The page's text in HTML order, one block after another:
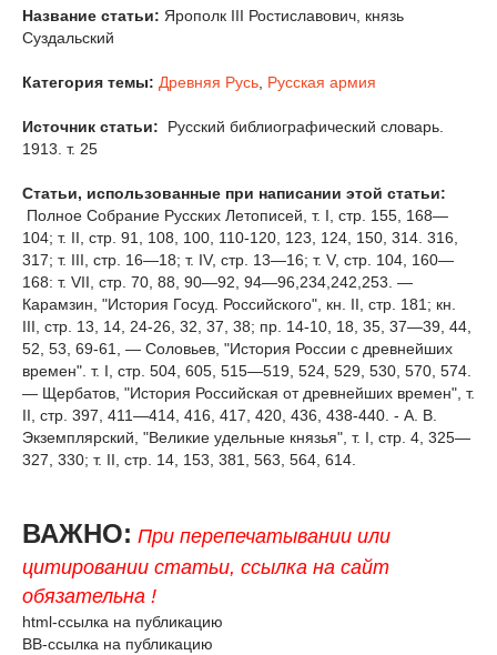
Название статьи: Ярополк III Ростиславович, князь
Суздальский
Категория темы: Древняя Русь Русская армия
Источник статьи:
Русский библиографический словарь.
1913. т. 25
Статьи, использованные при написании этой статьи:
Полное Собрание Русских Летописей, т. I, стр. 155, 168—
104; т. II, стр. 91, 108, 100, 110-120, 123, 124, 150, 314. 316,
317; т. III, стр. 16—18; т. IV, стр. 13—16; т. V, стр. 104, 160—
168: т. VII, стр. 70, 88, 90—92, 94—96,234,242,253. —
Карамзин, "История Госуд. Российского", кн. II, стр. 181; кн.
III, стр. 13, 14, 24-26, 32, 37, 38; пр. 14-10, 18, 35, 37—39, 44,
52, 53, 69-61, — Соловьев, "История России с древнейших
времен". т. I, стр. 504, 605, 515—519, 524, 529, 530, 570, 574.
— Щербатов, "История Российская от древнейших времен", т.
II, стр. 397, 411—414, 416, 417, 420, 436, 438-440. - А. В.
Экземплярский, "Великие удельные князья", т. I, стр. 4, 325—
327, 330; т. II, стр. 14, 153, 381, 563, 564, 614.
ВАЖНО: При перепечатывании или
цитировании статьи, ссылка на сайт
обязательна !
html-ссылка на публикацию
BB-ссылка на публикацию